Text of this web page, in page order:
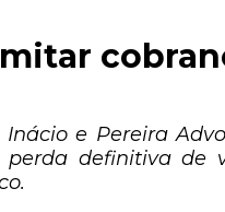
e Pereira
definitiva de